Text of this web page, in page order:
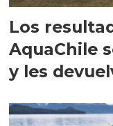
Los
AquaChile
y les